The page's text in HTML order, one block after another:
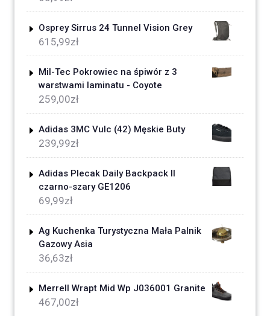
Osprey Sirrus 24 Tunnel Vision Grey
615,99zł
Mil-Tec Pokrowiec na śpiwór z 3
warstwami laminatu - Coyote
259,00zł
Adidas 3MC Vulc (42) Męskie Buty
239,99zł
Adidas Plecak Daily Backpack II
czarno-szary GE1206
69,99zł
Ag Kuchenka Turystyczna Mała Palnik
Gazowy Asia
36,63zł
Merrell Wrapt Mid Wp J036001 Granite
467,00zł